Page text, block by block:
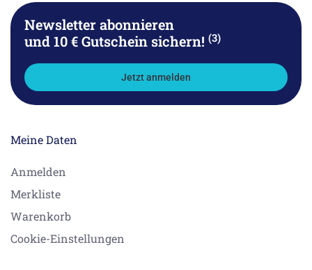
Newsletter abonnieren
und 10 € Gutschein sichern! (3)
Jetzt anmelden
Meine Daten
Anmelden
Merkliste
Warenkorb
Cookie-Einstellungen